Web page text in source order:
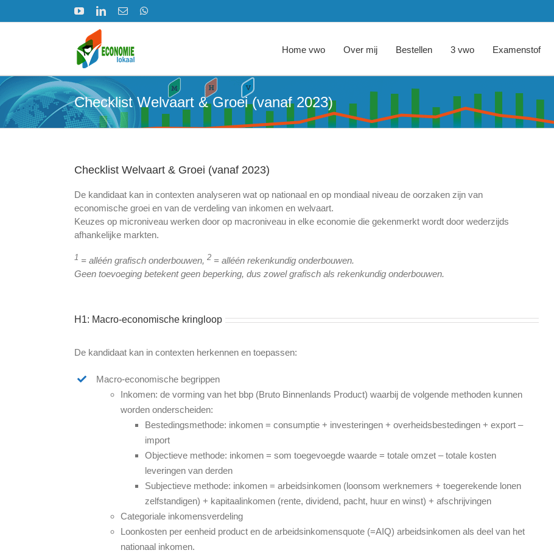
YouTubeLinkedIn
E-
mail
Home vwo Over mij Bestellen 3 vwo Examenstof
Checklist Welvaart & Groei (vanaf 2023)
Checklist Welvaart & Groei (vanaf 2023)
De kandidaat kan in contexten analyseren wat op nationaal en op mondiaal niveau de oorzaken zijn van
economische groei en van de verdeling van inkomen en welvaart.
Keuzes op microniveau werken door op macroniveau in elke economie die gekenmerkt wordt door wederzijds
afhankelijke markten.
1 = alléén grafisch onderbouwen, 2 = alléén rekenkundig onderbouwen.
Geen toevoeging betekent geen beperking, dus zowel grafisch als rekenkundig onderbouwen.
H1: Macro-economische kringloop
De kandidaat kan in contexten herkennen en toepassen:
Macro-economische begrippen
Inkomen: de vorming van het bbp (Bruto Binnenlands Product) waarbij de volgende methoden kunnen
worden onderscheiden:
Bestedingsmethode: inkomen = consumptie + investeringen + overheidsbestedingen + export –
import
Objectieve methode: inkomen = som toegevoegde waarde = totale omzet – totale kosten
leveringen van derden
Subjectieve methode: inkomen = arbeidsinkomen (loonsom werknemers + toegerekende lonen
zelfstandigen) + kapitaalinkomen (rente, dividend, pacht, huur en winst) + afschrijvingen
Categoriale inkomensverdeling
Loonkosten per eenheid product en de arbeidsinkomensquote (=AIQ) arbeidsinkomen als deel van het
nationaal inkomen.